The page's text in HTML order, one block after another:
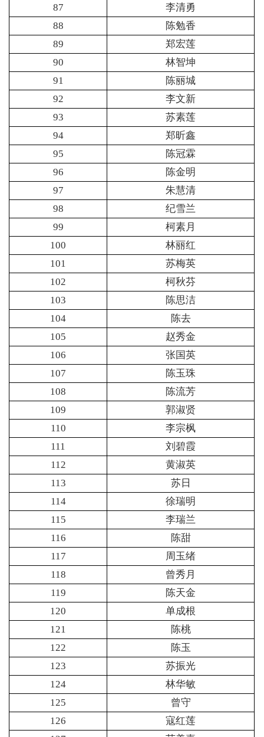
87
李清勇
88
陈勉香
89
郑宏莲
90
林智坤
91
陈丽城
92
李文新
93
苏素莲
94
郑昕鑫
95
陈冠霖
96
陈金明
97
朱慧清
98
纪雪兰
99
柯素月
100
林丽红
101
苏梅英
102
柯秋芬
103
陈思洁
104
陈去
105
赵秀金
106
张国英
107
陈玉珠
108
陈流芳
109
郭淑贤
110
李宗枫
111
刘碧霞
112
黄淑英
113
苏日
114
徐瑞明
115
李瑞兰
116
陈甜
117
周玉绪
118
曾秀月
119
陈天金
120
单成根
121
陈桃
122
陈玉
123
苏振光
124
林华敏
125
曾守
126
寇红莲